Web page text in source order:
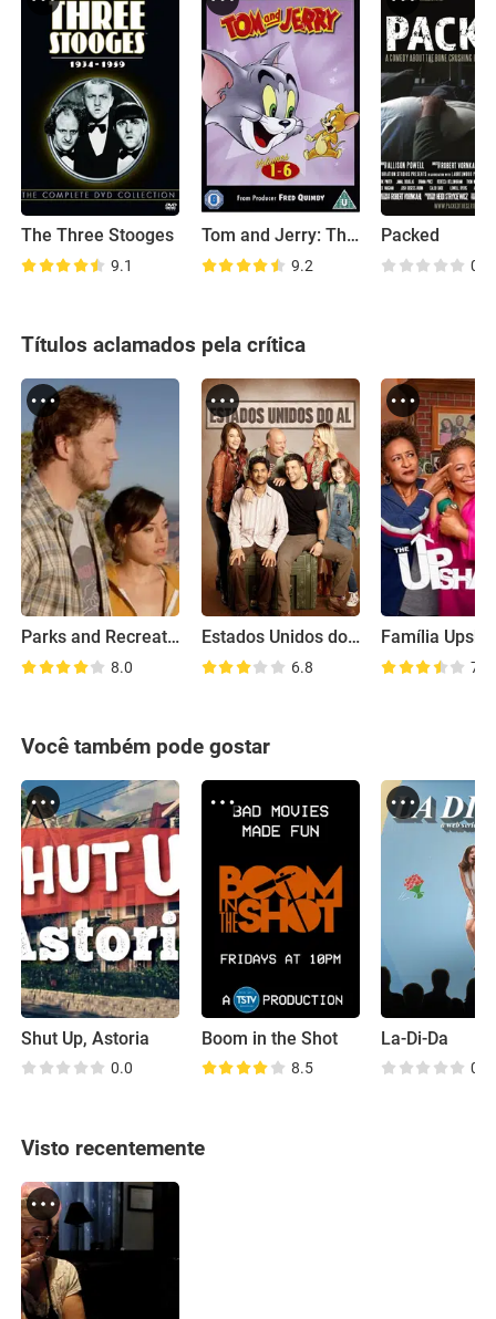
The Three Stooges
9.1
Tom and Jerry: The Classic Collection
9.2
Packed
0.0
Títulos aclamados pela crítica
Parks and Recreation: Road Trip
8.0
Estados Unidos do Al
6.8
Família
7.1
Você também pode gostar
Shut Up, Astoria
0.0
Boom in the Shot
8.5
La-Di-Da
0.0
Visto recentemente